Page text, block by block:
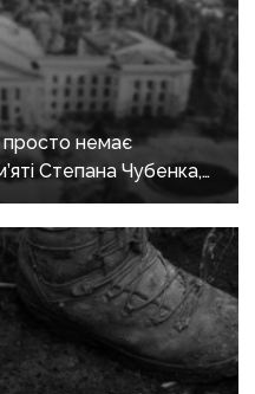
немає
Степана Чубенка,
за любов до України